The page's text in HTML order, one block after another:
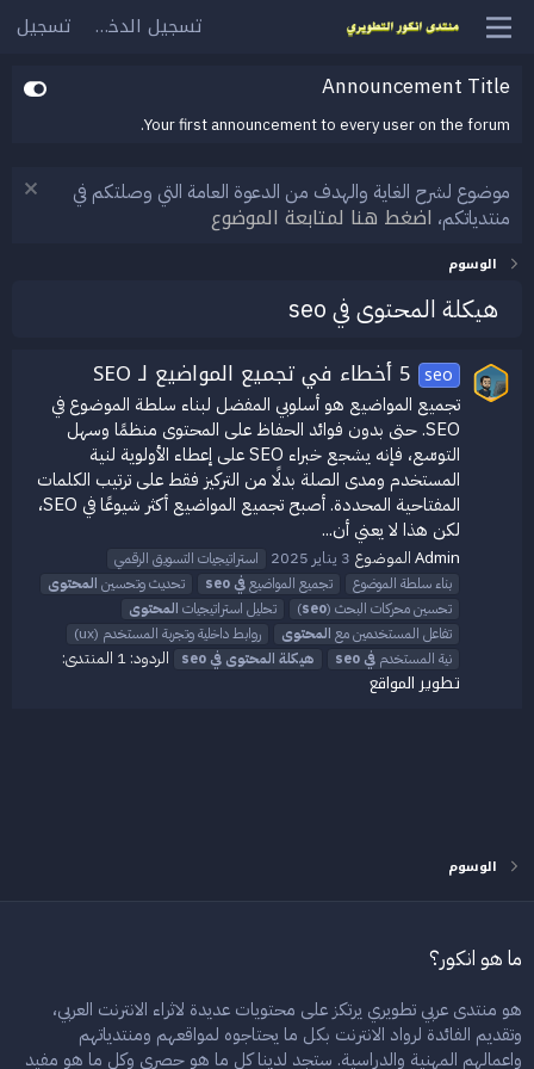
تسجيل الدخول تسجيل
Announcement Title
Your first announcement to every user on the forum.
موضوع لشرح الغاية والهدف من الدعوة العامة التي وصلتكم في
منتدياتكم، اضغط هنا لمتابعة الموضوع
الوسوم
هيكلة المحتوى في seo
seo 5 أخطاء في تجميع المواضيع لـ SEO
تجميع المواضيع هو أسلوبي المفضل لبناء سلطة الموضوع في
SEO. حتى بدون فوائد الحفاظ على المحتوى منظمًا وسهل
التوسّع، فإنه يشجع خبراء SEO على إعطاء الأولوية لنية
المستخدم ومدى الصلة بدلًا من التركيز فقط على ترتيب الكلمات
المفتاحية المحددة. أصبح تجميع المواضيع أكثر شيوعًا في SEO،
لكن هذا لا يعني أن...
Admin الموضوع 3 يناير 2025
استراتيجيات التسويق الرقمي
بناء سلطة الموضوع
تجميع المواضيعفي seo تحديث وتحسين المحتوى
تحسين محركات البحث (seo
) تحليل استراتيجيات المحتوى
تفاعل المستخدمين مع المحتوى
روابط داخلية وتجربة المستخدم (ux)
نية المستخدم في seo هيكلة المحتوى في seo الردود: 1 المنتدى:
تطوير المواقع
الوسوم
ما هو انكور؟
هو منتدى عربي تطويري يرتكز على محتويات عديدة لاثراء الانترنت العربي،
وتقديم الفائدة لرواد الانترنت بكل ما يحتاجوه لمواقعهم ومنتدياتهم
واعمالهم المهنية والدراسية. ستجد لدينا كل ما هو حصري وكل ما هو مفيد